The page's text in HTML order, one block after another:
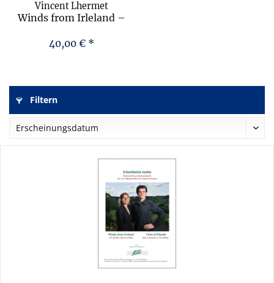
Vincent Lhermet
Winds from Irleland –
40,00 € *
Filtern